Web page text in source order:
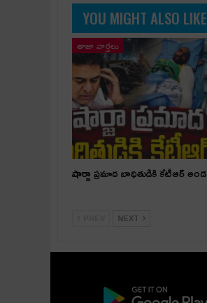
YOU MIGHT ALSO LIKE
తాజా వార్తలు
షార్జా ప్రమాద బాధితుడికి కేటీఆర్ అండ
NEXT